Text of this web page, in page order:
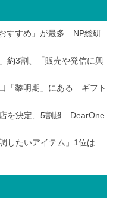
すすめ」が最多 NP総研
約3割、「販売や発信に興
「黎明期」にある ギフト
店を決定、5割超 DearOne
したいアイテム」1位は